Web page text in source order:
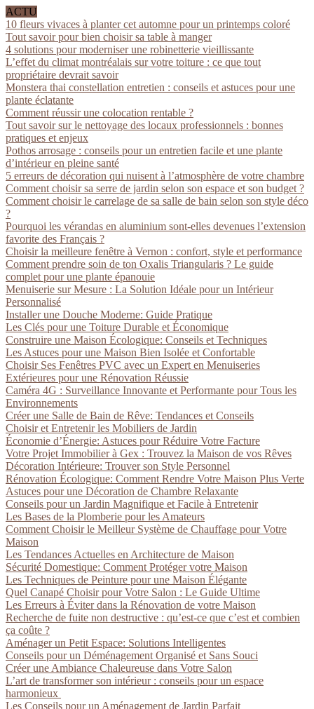
ACTU
10 fleurs vivaces à planter cet automne pour un printemps coloré
Tout savoir pour bien choisir sa table à manger
4 solutions pour moderniser une robinetterie vieillissante
L’effet du climat montréalais sur votre toiture : ce que tout
propriétaire devrait savoir
Monstera thai constellation entretien : conseils et astuces pour une
plante éclatante
Comment réussir une colocation rentable ?
Tout savoir sur le nettoyage des locaux professionnels : bonnes
pratiques et enjeux
Pothos arrosage : conseils pour un entretien facile et une plante
d’intérieur en pleine santé
5 erreurs de décoration qui nuisent à l’atmosphère de votre chambre
Comment choisir sa serre de jardin selon son espace et son budget ?
Comment choisir le carrelage de sa salle de bain selon son style déco
?
Pourquoi les vérandas en aluminium sont-elles devenues l’extension
favorite des Français ?
Choisir la meilleure fenêtre à Vernon : confort, style et performance
Comment prendre soin de ton Oxalis Triangularis ? Le guide
complet pour une plante épanouie
Menuiserie sur Mesure : La Solution Idéale pour un Intérieur
Personnalisé
Installer une Douche Moderne: Guide Pratique
Les Clés pour une Toiture Durable et Économique
Construire une Maison Écologique: Conseils et Techniques
Les Astuces pour une Maison Bien Isolée et Confortable
Choisir Ses Fenêtres PVC avec un Expert en Menuiseries
Extérieures pour une Rénovation Réussie
Caméra 4G : Surveillance Innovante et Performante pour Tous les
Environnements
Créer une Salle de Bain de Rêve: Tendances et Conseils
Choisir et Entretenir les Mobiliers de Jardin
Économie d’Énergie: Astuces pour Réduire Votre Facture
Votre Projet Immobilier à Gex : Trouvez la Maison de vos Rêves
Décoration Intérieure: Trouver son Style Personnel
Rénovation Écologique: Comment Rendre Votre Maison Plus Verte
Astuces pour une Décoration de Chambre Relaxante
Conseils pour un Jardin Magnifique et Facile à Entretenir
Les Bases de la Plomberie pour les Amateurs
Comment Choisir le Meilleur Système de Chauffage pour Votre
Maison
Les Tendances Actuelles en Architecture de Maison
Sécurité Domestique: Comment Protéger votre Maison
Les Techniques de Peinture pour une Maison Élégante
Quel Canapé Choisir pour Votre Salon : Le Guide Ultime
Les Erreurs à Éviter dans la Rénovation de votre Maison
Recherche de fuite non destructive : qu’est-ce que c’est et combien
ça coûte ?
Aménager un Petit Espace: Solutions Intelligentes
Conseils pour un Déménagement Organisé et Sans Souci
Créer une Ambiance Chaleureuse dans Votre Salon
L’art de transformer son intérieur : conseils pour un espace
harmonieux
Les Conseils pour un Aménagement de Jardin Parfait